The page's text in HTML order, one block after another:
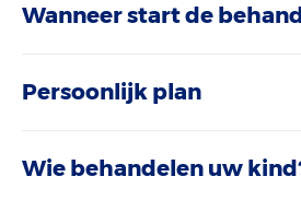
Wanneer start de
Persoonlijk plan
Wie behandelen uw